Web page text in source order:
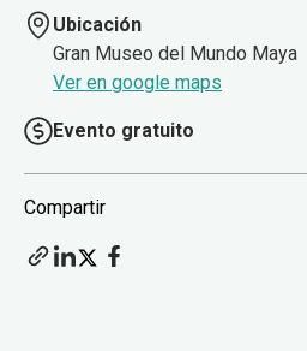
Ubicación
Gran Museo del Mundo Maya
Ver en google maps
Evento gratuito
Compartir